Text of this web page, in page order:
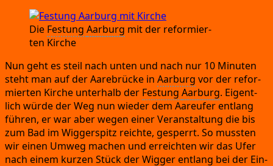
Die Fes­tung Aar­burg mit der refor­mier­
ten Kirche
Nun geht es steil nach unten und nach nur 10 Minu­ten
steht man auf der Aare­brü­cke in Aar­burg vor der refor­
mier­ten Kir­che unter­halb der Fes­tung Aar­burg. Eigent­
lich wür­de der Weg nun wie­der dem Aareu­fer ent­lang
füh­ren, er war aber wegen einer Ver­an­stal­tung die bis
zum Bad im Wig­ger­spitz reich­te, gesperrt. So muss­ten
wir einen Umweg machen und erreich­ten wir das Ufer
nach einem kur­zen Stück derWig­gerent­lang bei der Ein­